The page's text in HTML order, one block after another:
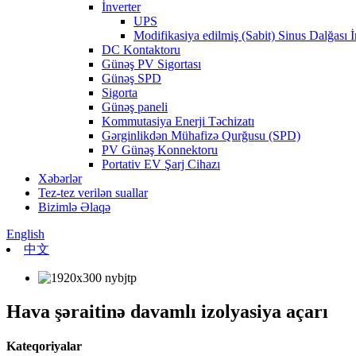
İnverter
UPS
Modifikasiya edilmiş (Sabit) Sinus Dalğası
DC Kontaktoru
Günəş PV Sigortası
Günəş SPD
Sigorta
Günəş paneli
Kommutasiya Enerji Təchizatı
Gərginlikdən Mühafizə Qurğusu (SPD)
PV Günəş Konnektoru
Portativ EV Şarj Cihazı
Xəbərlər
Tez-tez verilən suallar
Bizimlə Əlaqə
English
中文
Hava şəraitinə davamlı izolyasiya açarı
Kateqoriyalar